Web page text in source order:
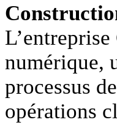
numérique,
processus
opérations